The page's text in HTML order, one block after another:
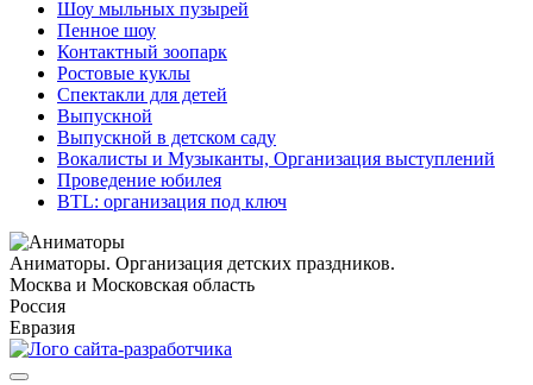
Шоу мыльных пузырей
Пенное шоу
Контактный зоопарк
Ростовые куклы
Спектакли для детей
Выпускной
Выпускной в детском саду
Вокалисты и Музыканты, Организация выступлений
Проведение юбилея
BTL: организация под ключ
Аниматоры. Организация детских праздников.
Москва и Московская область
Россия
Евразия